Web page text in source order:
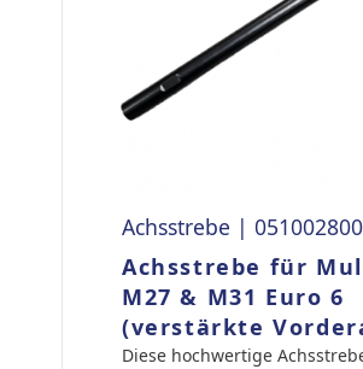
Achsstrebe |
Achsstrebe für
M27 & M31 Euro 6
(verstärkte
Diese hochwertige